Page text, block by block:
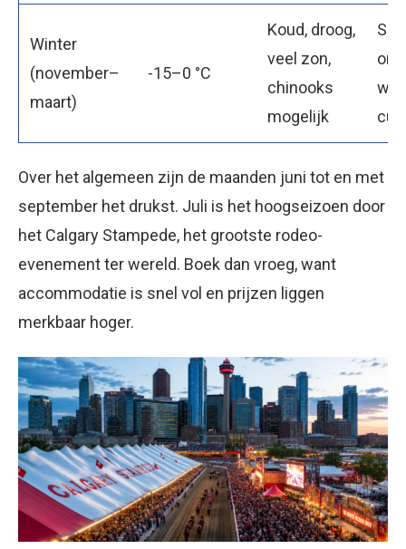
Winter
(november–
maart)
-15–0 °C
Koud, droog,
veel zon,
chinooks
mogelijk
Over het algemeen zijn de maanden juni tot en met
september het drukst. Juli is het hoogseizoen door
het Calgary Stampede, het grootste rodeo-
evenement ter wereld. Boek dan vroeg, want
accommodatie is snel vol en prijzen liggen
merkbaar hoger.